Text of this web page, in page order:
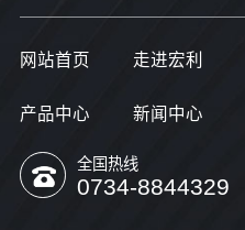
网站首页 走进宏利
产品中心 新闻中心
全国热线
0734-8844329